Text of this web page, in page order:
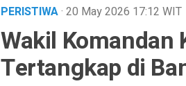
PERISTIWA· 20 May 2026 17:12 WIT
Wakil Komandan
Tertangkap di